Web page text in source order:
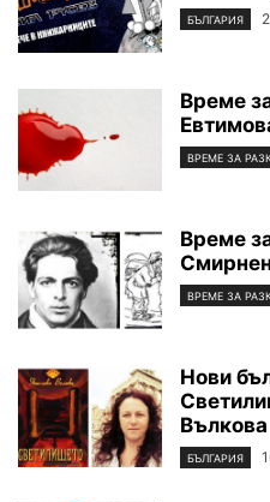
БЪЛГАРИЯ
Време
ВРЕМЕ ЗА
Време
ВРЕМЕ ЗА
Нови
Вълкова
БЪЛГАРИЯ